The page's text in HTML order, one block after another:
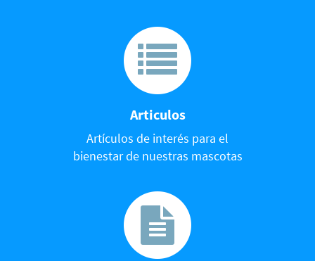
Articulos
Artículos de interés para el
bienestar de nuestras mascotas